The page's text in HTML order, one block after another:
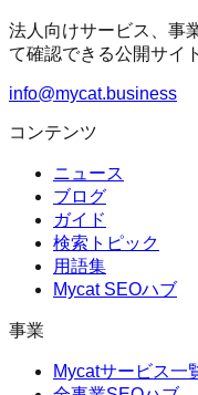
法人向けサービス、事
て確認できる公開サイ
info@mycat.business
コンテンツ
ニュース
ブログ
ガイド
検索トピック
用語集
Mycat SEOハブ
事業
Mycatサービス一